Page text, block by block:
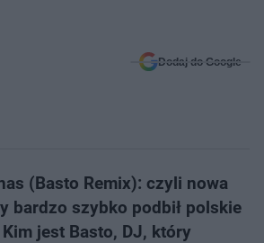
Dodaj do Google
(Basto Remix): czyli nowa
bardzo szybko podbił polskie
jest Basto, DJ, który